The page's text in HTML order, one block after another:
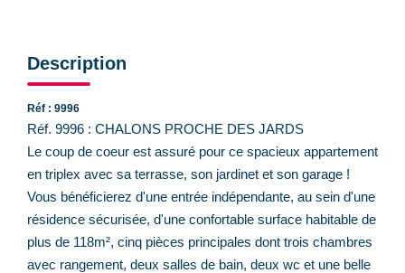
Description
Réf : 9996
Réf. 9996 : CHALONS PROCHE DES JARDS
Le coup de coeur est assuré pour ce spacieux appartement
en triplex avec sa terrasse, son jardinet et son garage !
Vous bénéficierez d'une entrée indépendante, au sein d'une
résidence sécurisée, d'une confortable surface habitable de
plus de 118m², cinq pièces principales dont trois chambres
avec rangement, deux salles de bain, deux wc et une belle